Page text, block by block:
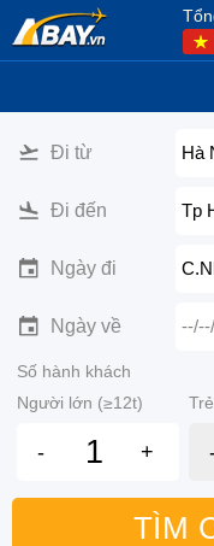
Đi từ Hà
Đi đến Tp
Ngày đi
Ngày về
Số hành khách
Người lớn (≥12t)
- +
TÌM